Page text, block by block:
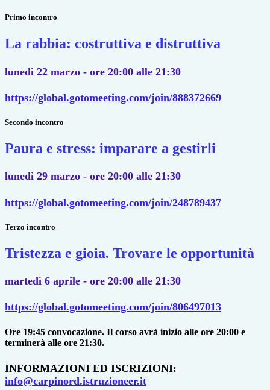
Primo incontro
La rabbia: costruttiva e distruttiva
lunedì 22 marzo - ore 20:00 alle 21:30
https://global.gotomeeting.com/join/888372669
Secondo incontro
Paura e stress: imparare a gestirli
lunedì 29 marzo - ore 20:00 alle 21:30
https://global.gotomeeting.com/join/248789437
Terzo incontro
Tristezza e gioia. Trovare le opportunità
martedì 6 aprile - ore 20:00 alle 21:30
https://global.gotomeeting.com/join/806497013
Ore 19:45 convocazione. Il corso avrà inizio alle ore 20:00 e
terminerà alle ore 21:30.
INFORMAZIONI ED ISCRIZIONI:
info@carpinord.istruzioneer.it